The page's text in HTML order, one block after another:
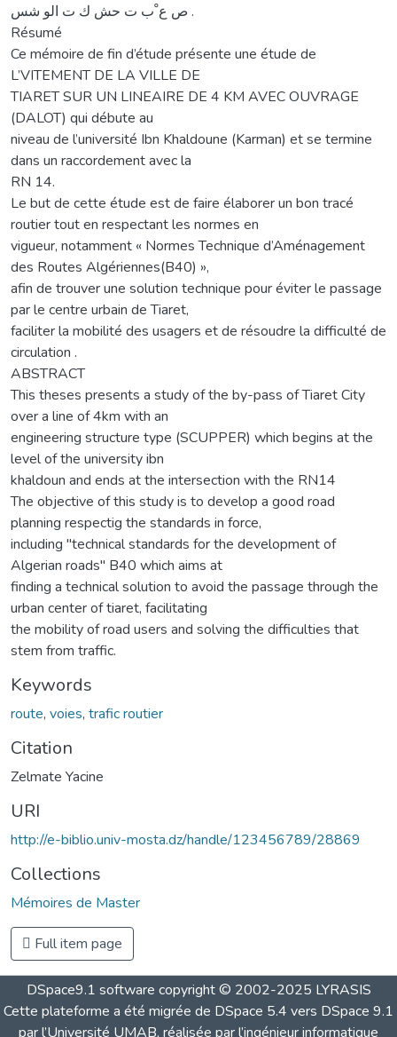
ص ع ْب ت حش ك ت الو شس .
Résumé
Ce mémoire de fin d’étude présente une étude de
L’VITEMENT DE LA VILLE DE
TIARET SUR UN LINEAIRE DE 4 KM AVEC OUVRAGE
(DALOT) qui débute au
niveau de l’université Ibn Khaldoune (Karman) et se termine
dans un raccordement avec la
RN 14.
Le but de cette étude est de faire élaborer un bon tracé
routier tout en respectant les normes en
vigueur, notamment « Normes Technique d’Aménagement
des Routes Algériennes(B40) »,
afin de trouver une solution technique pour éviter le passage
par le centre urbain de Tiaret,
faciliter la mobilité des usagers et de résoudre la difficulté de
circulation .
ABSTRACT
This theses presents a study of the by-pass of Tiaret City
over a line of 4km with an
engineering structure type (SCUPPER) which begins at the
level of the university ibn
khaldoun and ends at the intersection with the RN14
The objective of this study is to develop a good road
planning respectig the standards in force,
including "technical standards for the development of
Algerian roads" B40 which aims at
finding a technical solution to avoid the passage through the
urban center of tiaret, facilitating
the mobility of road users and solving the difficulties that
stem from traffic.
Keywords
route, voies, trafic routier
Citation
Zelmate Yacine
URI
http://e-biblio.univ-mosta.dz/handle/123456789/28869
Collections
Mémoires de Master
Full item page
DSpace9.1 software copyright © 2002-2025 LYRASIS
Cette plateforme a été migrée de DSpace 5.4 vers DSpace 9.1
par l’Université UMAB, réalisée par l’ingénieur informatique